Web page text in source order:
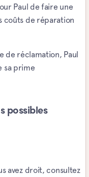
Paul de faire une
coûts de réparation
de réclamation, Paul
sa prime
possibles
avez droit, consultez